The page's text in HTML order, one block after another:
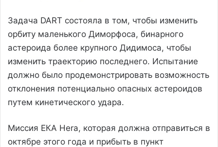
Задача DART состояла в том, чтобы изменить
орбиту маленького Диморфоса, бинарного
астероида более крупного Дидимоса, чтобы
изменить траекторию последнего. Испытание
должно было продемонстрировать возможность
отклонения потенциально опасных астероидов
путем кинетического удара.
Миссия ЕКА Hera, которая должна отправиться в
октябре этого года и прибыть в пункт